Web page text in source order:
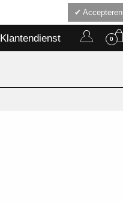
Accepteren
0
Klantendienst